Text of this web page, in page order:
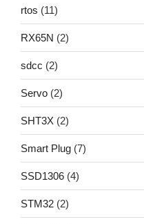
rtos (11)
RX65N (2)
sdcc (2)
Servo (2)
SHT3X (2)
Smart Plug (7)
SSD1306 (4)
STM32 (2)